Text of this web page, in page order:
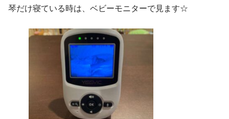
琴だけ寝ている時は、ベビーモニターで見ます☆